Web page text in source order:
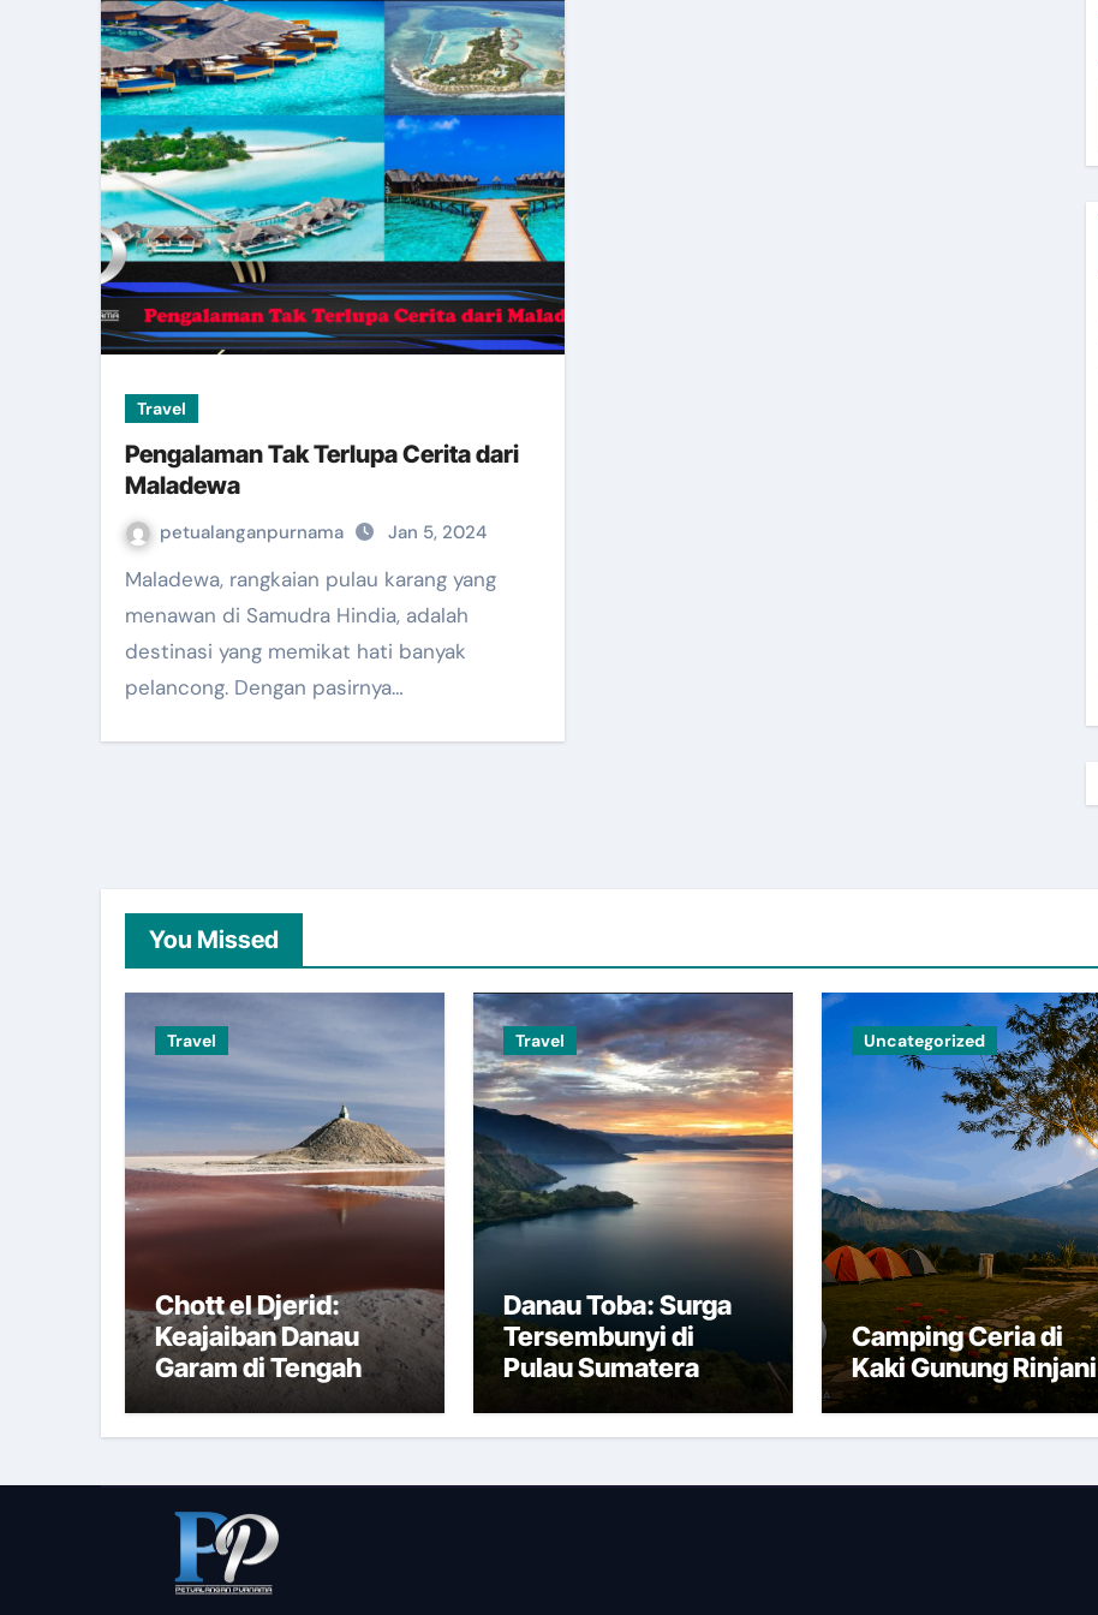
Travel
Pengalaman Tak Terlupa Cerita dari
Maladewa
petualanganpurnama Jan 5, 2024
Maladewa, rangkaian pulau karang yang
menawan di Samudra Hindia, adalah
destinasi yang memikat hati banyak
pelancong. Dengan pasirnya…
You Missed
Travel
Chott el Djerid:
Keajaiban Danau
Garam di Tengah
Gurun Tunisia
Travel
Danau Toba: Surga
Tersembunyi di
Pulau Sumatera
Uncategorized
Camping Ceria di
Kaki Gunung Rinjani